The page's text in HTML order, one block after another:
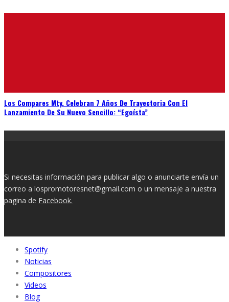
Los Compares Mty. Celebran 7 Años De Trayectoria Con El
Lanzamiento De Su Nuevo Sencillo: “Egoísta”
Si necesitas información para publicar algo o anunciarte envía un
correo a lospromotoresnet@gmail.com o un mensaje a nuestra
pagina de Facebook.
Spotify
Noticias
Compositores
Videos
Blog